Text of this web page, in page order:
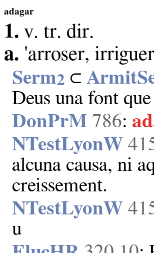
adagar
1. v. tr. dir.
a. 'arroser,
Serm2 ⊂
Deus una font que
DonPrM 786:
NTestLyonW
alcuna causa, ni
creissement.
NTestLyonW
u